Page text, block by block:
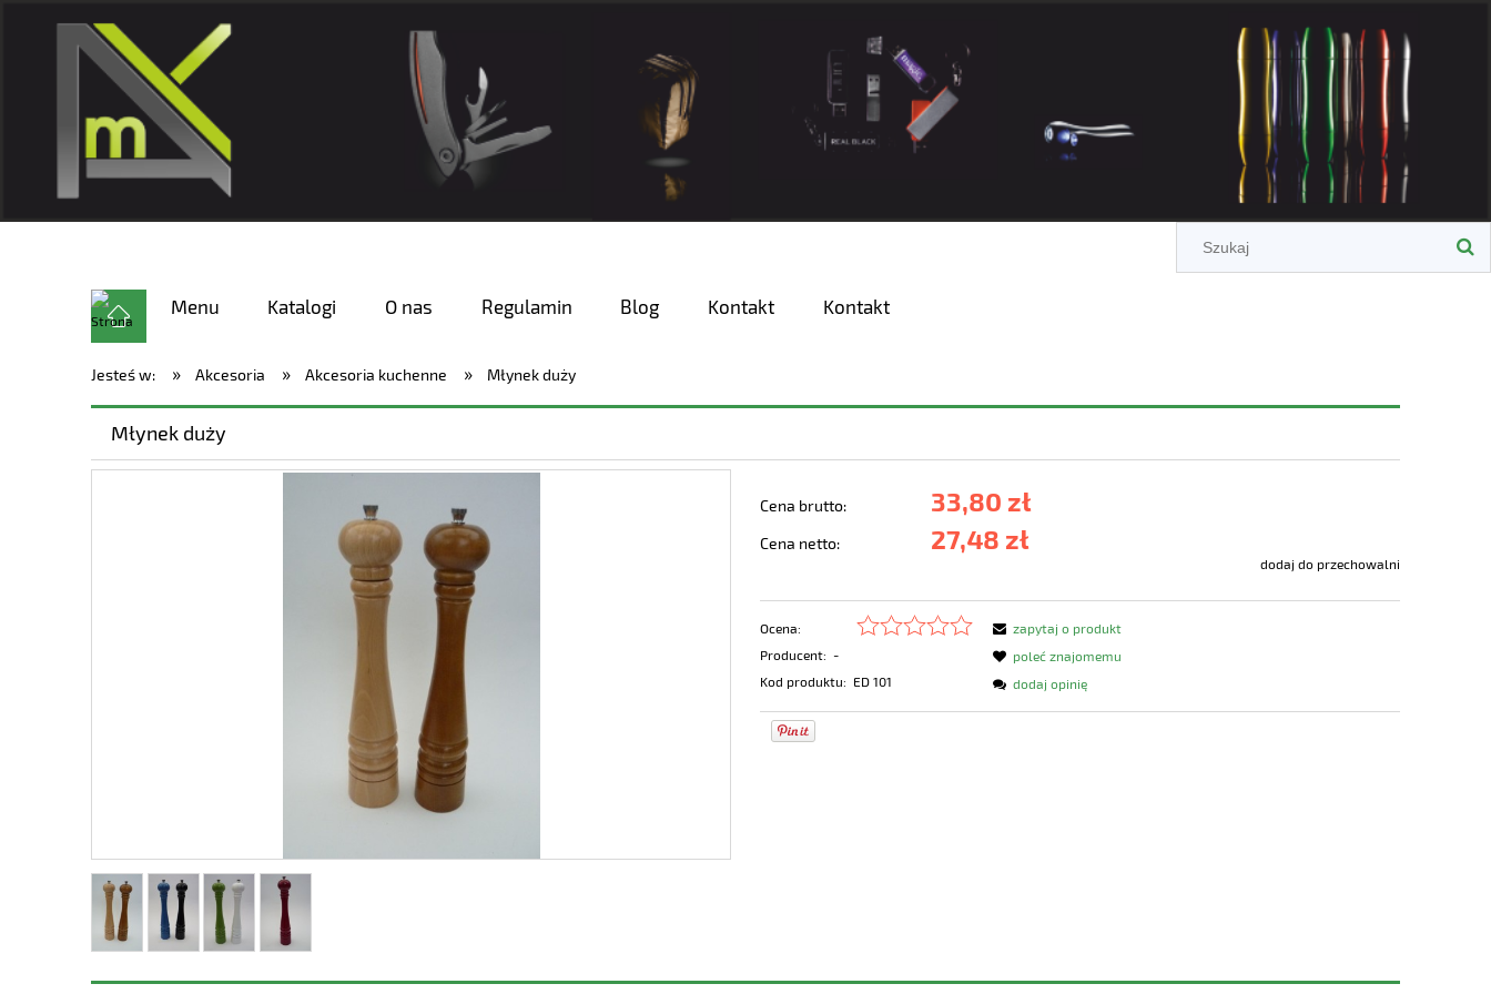
Menu Katalogi O nas Regulamin Blog Kontakt Kontakt
Jesteś w: » Akcesoria » Akcesoria kuchenne » Młynek duży
Młynek duży
Cena brutto: 33,80 zł
Cena netto: 27,48 zł
dodaj do przechowalni
Ocena:
Producent: -
Kod produktu: ED 101
zapytaj o produkt
poleć znajomemu
dodaj opinię